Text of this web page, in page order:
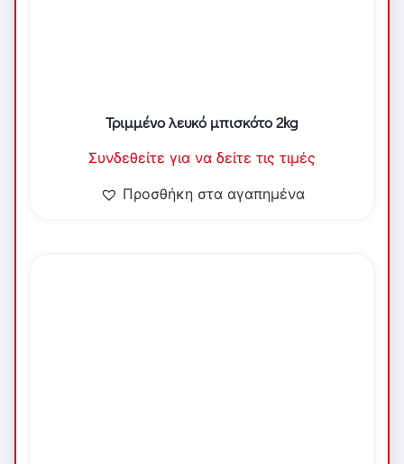
Τριμμένο λευκό μπισκότο 2kg
Συνδεθείτε για να δείτε τις τιμές
Προσθήκη στα αγαπημένα